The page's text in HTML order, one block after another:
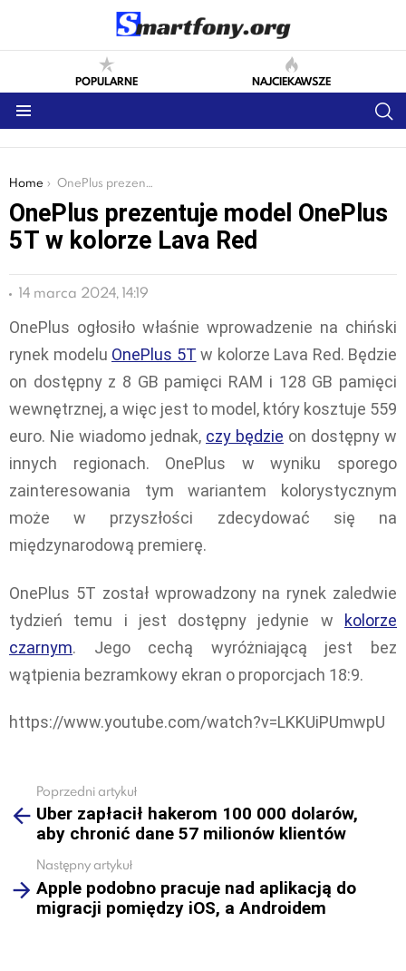
POPULARNE NAJCIEKAWSZE
You are here:
Home OnePlus prezentuje model OnePlus 5T w kolorze Lava Red
OnePlus prezentuje model OnePlus
5T w kolorze Lava Red
14 marca 2024, 14:19
OnePlus ogłosiło właśnie wprowadzenie na chiński
rynek modelu OnePlus 5T w kolorze Lava Red. Będzie
on dostępny z 8 GB pamięci RAM i 128 GB pamięci
wewnętrznej, a więc jest to model, który kosztuje 559
euro. Nie wiadomo jednak, czy będzie on dostępny w
innych regionach. OnePlus w wyniku sporego
zainteresowania tym wariantem kolorystycznym
może w przyszłości zdecydować się na
międzynarodową premierę.
OnePlus 5T został wprowadzony na rynek zaledwie
tydzień temu i jest dostępny jedynie w kolorze
czarnym. Jego cechą wyróżniającą jest bez
wątpienia bezramkowy ekran o proporcjach 18:9.
https://www.youtube.com/watch?v=LKKUiPUmwpU
more
Poprzedni artykuł
Uber zapłacił hakerom 100 000 dolarów,
aby chronić dane 57 milionów klientów
Następny artykuł
Apple podobno pracuje nad aplikacją do
migracji pomiędzy iOS, a Androidem